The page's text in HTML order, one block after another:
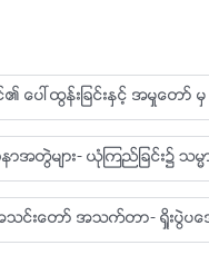
ၚထြန္းျခင္းႏွင့္ အမႈေတာ္ မွ
တြဲမ်ား- ယုံၾကည္ျခင္း၌ သမၼာတ
င္းေတာ္ အသက္တာ- ရႈိးပြဲ